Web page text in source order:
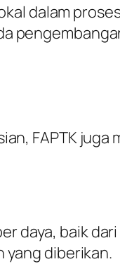
dalam
FAPTK
daya, baik
yang diberikan.